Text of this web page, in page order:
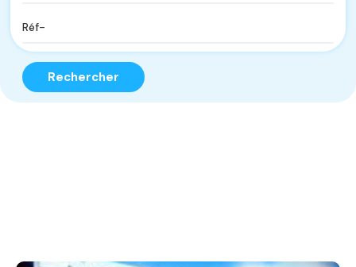
Rechercher